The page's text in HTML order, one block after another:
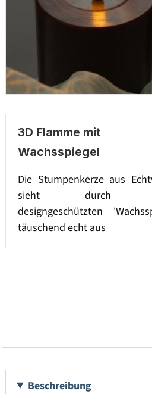
3D Flamme mit
Wachsspiegel
Die Stumpenkerze aus
sieht durch
designgeschützten
täuschend echt aus
Beschreibung